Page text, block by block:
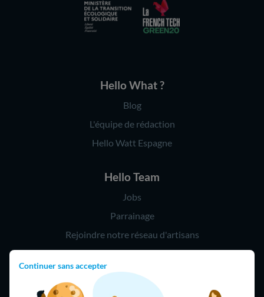
Continuer sans accepter
Hello What ?
Blog
L'équipe de rédaction
Hello Watt Espagne
Hello Team
Jobs
Parrainage
Rejoindre notre réseau d'artisans
Hello !
09 75 18 60 60 (8h-21h)